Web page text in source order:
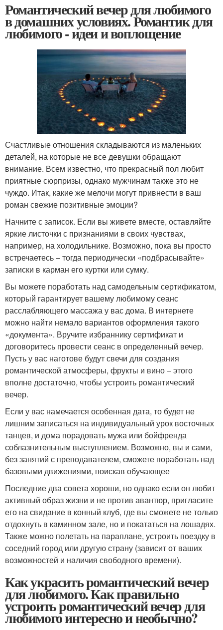
Романтический вечер для любимого
в домашних условиях. Романтик для
любимого - идеи и воплощение
Счастливые отношения складываются из маленьких
деталей, на которые не все девушки обращают
внимание. Всем известно, что прекрасный пол любит
приятные сюрпризы, однако мужчинам также это не
чуждо. Итак, какие же мелочи могут привнести в ваш
роман свежие позитивные эмоции?
Начните с записок. Если вы живете вместе, оставляйте
яркие листочки с признаниями в своих чувствах,
например, на холодильнике. Возможно, пока вы просто
встречаетесь – тогда периодически «подбрасывайте»
записки в карман его куртки или сумку.
Вы можете поработать над самодельным сертификатом,
который гарантирует вашему любимому сеанс
расслабляющего массажа у вас дома. В интернете
можно найти немало вариантов оформления такого
«документа». Вручите избраннику сертификат и
договоритесь провести сеанс в определенный вечер.
Пусть у вас наготове будут свечи для создания
романтической атмосферы, фрукты и вино – этого
вполне достаточно, чтобы устроить романтический
вечер.
Если у вас намечается особенная дата, то будет не
лишним записаться на индивидуальный урок восточных
танцев, и дома порадовать мужа или бойфренда
соблазнительным выступлением. Возможно, вы и сами,
без занятий с преподавателем, сможете поработать над
базовыми движениями, поискав обучающее
Последние два совета хороши, но однако если он любит
активный образ жизни и не против авантюр, пригласите
его на свидание в конный клуб, где вы сможете не только
отдохнуть в каминном зале, но и покататься на лошадях.
Также можно полетать на параплане, устроить поездку в
соседний город или другую страну (зависит от ваших
возможностей и наличия свободного времени).
Как украсить романтический вечер
для любимого. Как правильно
устроить романтический вечер для
любимого интересно и необычно?